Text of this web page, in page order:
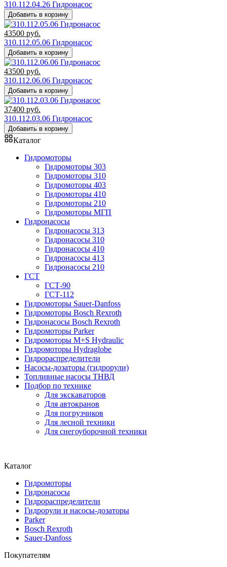
310.112.04.26 Гидронасос
Добавить в корзину
43500 руб.
310.112.05.06 Гидронасос
Добавить в корзину
43500 руб.
310.112.06.06 Гидронасос
Добавить в корзину
37400 руб.
310.112.03.06 Гидронасос
Добавить в корзину
Каталог
Гидромоторы
Гидромоторы 303
Гидромоторы 310
Гидромоторы 403
Гидромоторы 410
Гидромоторы 210
Гидромоторы МГП
Гидронасосы
Гидронасосы 313
Гидронасосы 310
Гидронасосы 410
Гидронасосы 413
Гидронасосы 210
ГСТ
ГСТ-90
ГСТ-112
Гидромоторы Sauer-Danfoss
Гидромоторы Bosch Rexroth
Гидронасосы Bosch Rexroth
Гидромоторы Parker
Гидромоторы M+S Hydraulic
Гидромоторы Hydraglobe
Гидрораспределители
Насосы-дозаторы (гидрорули)
Топливные насосы ТНВД
Подбор по технике
Для экскаваторов
Для автокранов
Для погрузчиков
Для лесной техники
Для снегоуборочной техники
Каталог
Гидромоторы
Гидронасосы
Гидрораспределители
Гидрорули и насосы-дозаторы
Parker
Bosch Rexroth
Sauer-Danfoss
Покупателям